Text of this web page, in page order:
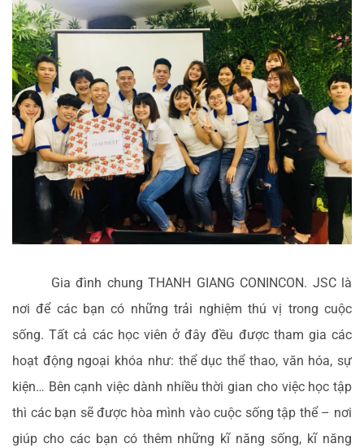
Gia đình chung THANH GIANG CONINCON. JSC là
nơi để các bạn có những trải nghiệm thú vị trong cuộc
sống. Tất cả các học viên ở đây đều được tham gia các
hoạt động ngoại khóa như: thể dục thể thao, văn hóa, sự
kiện… Bên cạnh việc dành nhiều thời gian cho việc học tập
thì các bạn sẽ được hòa mình vào cuộc sống tập thể – nơi
giúp cho các bạn có thêm những kĩ năng sống, kĩ năng